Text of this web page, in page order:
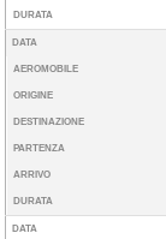
DURATA
DATA
AEROMOBILE
ORIGINE
DESTINAZIONE
PARTENZA
ARRIVO
DURATA
DATA